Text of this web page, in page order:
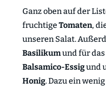
Ganz oben auf der
fruchtige Tomaten,
unseren Salat.
Basilikumund für das
Balsamico-Essigund
Honig. Dazu ein